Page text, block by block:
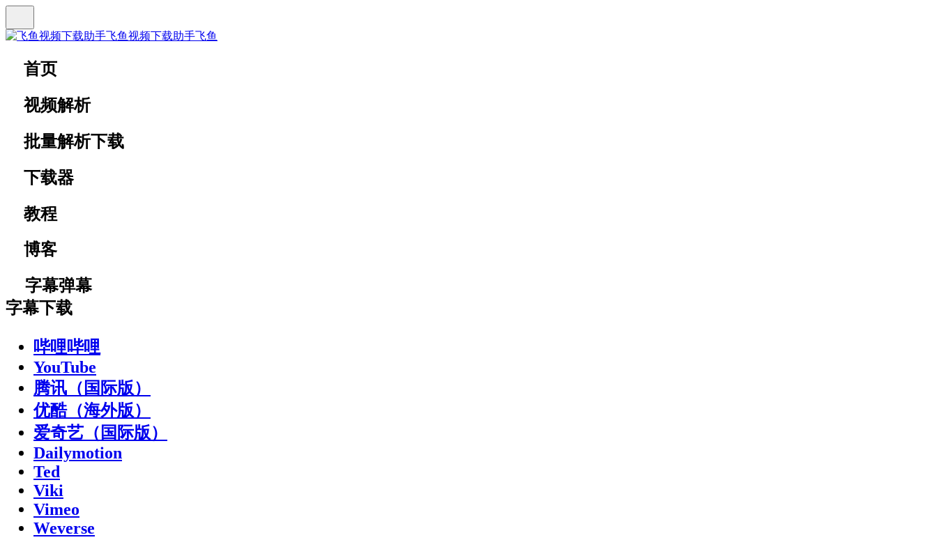
飞鱼视频下载助手飞鱼
首页
视频解析
批量解析下载
下载器
教程
博客
字幕弹幕
字幕下载
哔哩哔哩
YouTube
腾讯（国际版）
优酷（海外版）
爱奇艺（国际版）
Dailymotion
Ted
Viki
Vimeo
Weverse